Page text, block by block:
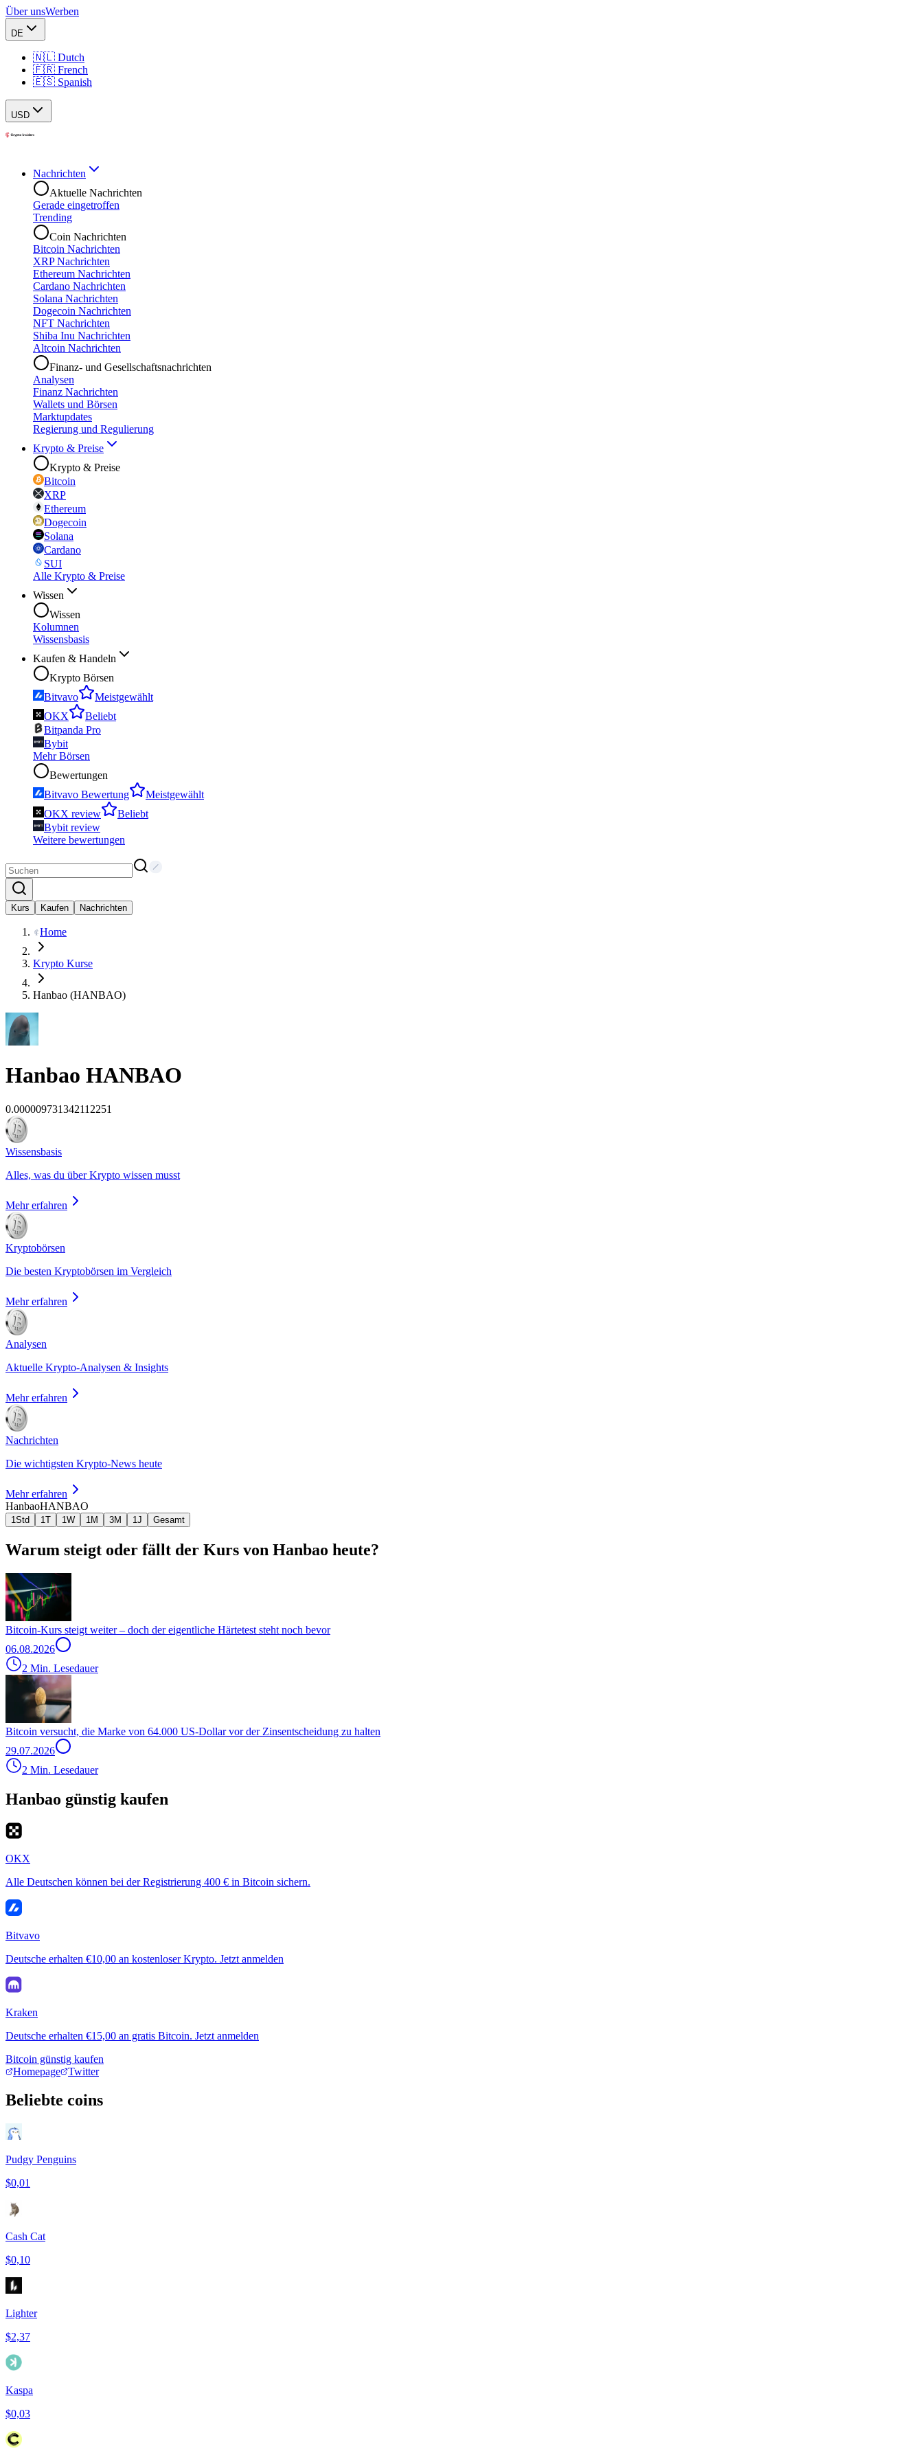
Über unsWerben
DE
🇳🇱 Dutch
🇫🇷 French
🇪🇸 Spanish
USD
Nachrichten
Aktuelle Nachrichten
Gerade eingetroffen
Trending
Coin Nachrichten
Bitcoin Nachrichten
XRP Nachrichten
Ethereum Nachrichten
Cardano Nachrichten
Solana Nachrichten
Dogecoin Nachrichten
NFT Nachrichten
Shiba Inu Nachrichten
Altcoin Nachrichten
Finanz- und Gesellschaftsnachrichten
Analysen
Finanz Nachrichten
Wallets und Börsen
Marktupdates
Regierung und Regulierung
Krypto & Preise
Krypto & Preise
Bitcoin
XRP
Ethereum
Dogecoin
Solana
Cardano
SUI
Alle Krypto & Preise
Wissen
Wissen
Kolumnen
Wissensbasis
Kaufen & Handeln
Krypto Börsen
Bitvavo
Meistgewählt
OKX
Beliebt
Bitpanda Pro
Bybit
Mehr Börsen
Bewertungen
Bitvavo Bewertung
Meistgewählt
OKX review
Beliebt
Bybit review
Weitere bewertungen
Kurs Kaufen Nachrichten
Home
Krypto Kurse
Hanbao (HANBAO)
Hanbao HANBAO
0.000009731342112251
Wissensbasis
Alles, was du über Krypto wissen musst
Mehr erfahren
Kryptobörsen
Die besten Kryptobörsen im Vergleich
Mehr erfahren
Analysen
Aktuelle Krypto-Analysen & Insights
Mehr erfahren
Nachrichten
Die wichtigsten Krypto-News heute
Mehr erfahren
HanbaoHANBAO
1Std 1T 1W 1M 3M 1J Gesamt
Warum steigt oder fällt der Kurs von Hanbao heute?
Bitcoin-Kurs steigt weiter – doch der eigentliche Härtetest steht noch bevor
06.08.2026
2 Min. Lesedauer
Bitcoin versucht, die Marke von 64.000 US-Dollar vor der Zinsentscheidung zu halten
29.07.2026
2 Min. Lesedauer
Hanbao günstig kaufen
OKX
Alle Deutschen können bei der Registrierung 400 € in Bitcoin sichern.
Bitvavo
Deutsche erhalten €10,00 an kostenloser Krypto. Jetzt anmelden
Kraken
Deutsche erhalten €15,00 an gratis Bitcoin. Jetzt anmelden
Bitcoin günstig kaufen
Homepage
Twitter
Beliebte coins
Pudgy Penguins
$0,01
Cash Cat
$0,10
Lighter
$2,37
Kaspa
$0,03